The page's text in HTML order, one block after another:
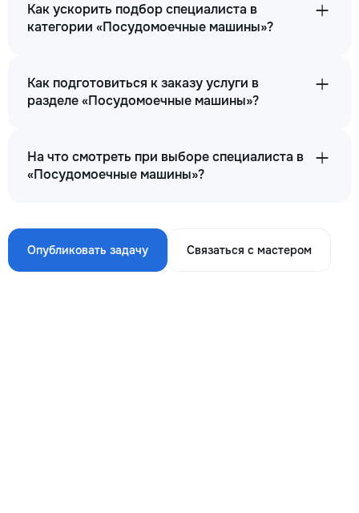
Как ускорить подбор специалиста в
категории «Посудомоечные машины»?
Как подготовиться к заказу услуги в
разделе «Посудомоечные машины»?
На что смотреть при выборе специалиста в
«Посудомоечные машины»?
Опубликовать задачу Связаться с мастером